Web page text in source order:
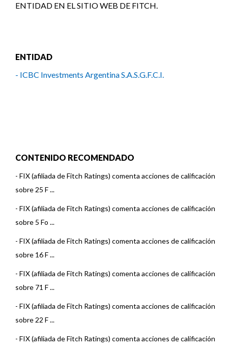
ENTIDAD EN EL SITIO WEB DE FITCH.
ENTIDAD
- ICBC Investments Argentina S.A.S.G.F.C.I.
CONTENIDO RECOMENDADO
- FIX (afiliada de Fitch Ratings) comenta acciones de calificación
sobre 25 F ...
- FIX (afiliada de Fitch Ratings) comenta acciones de calificación
sobre 5 Fo ...
- FIX (afiliada de Fitch Ratings) comenta acciones de calificación
sobre 16 F ...
- FIX (afiliada de Fitch Ratings) comenta acciones de calificación
sobre 71 F ...
- FIX (afiliada de Fitch Ratings) comenta acciones de calificación
sobre 22 F ...
- FIX (afiliada de Fitch Ratings) comenta acciones de calificación